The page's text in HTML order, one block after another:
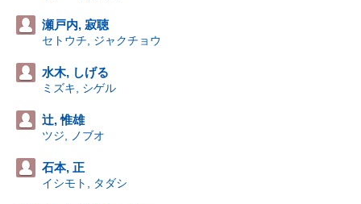
瀬戸内, 寂聴
セトウチ, ジャクチョウ
水木, しげる
ミズキ, シゲル
辻, 惟雄
ツジ, ノブオ
石本, 正
イシモト, タダシ